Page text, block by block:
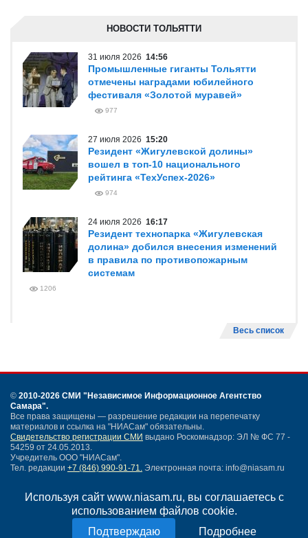
Используя сайт www.niasam.ru, вы соглашаетесь с
использованием файлов cookie.
Подробнее
НОВОСТИ ТОЛЬЯТТИ
31 июля 2026 14:56
Промышленные гиганты Тольятти
отмечены наградами юбилейного
фестиваля «Золотой муравей»
977
27 июля 2026 15:20
Резидент «Жигулевской долины»
вошел в топ-10 национального
рейтинга «ТехУспех-2026»
974
24 июля 2026 16:17
Резидент технопарка «Жигулевская
долина» добился внесения изменений
в правила по противопожарным
системам
1206
Весь список
© 2010-2026 СМИ "Независимое Информационное Агентство
Самара".
Все права защищены — разрешение редакции на перепечатку
материалов и ссылка на "НИАСам" обязательны.
Свидетельство регистрации СМИ выдано Роскомнадзор: ЭЛ № ФС 77 -
54259 от 24.05.2013.
Учредитель ООО "НИАСам".
Тел. редакции +7 (846) 990-91-71. Электронная почта: info@niasam.ru
Карта сайта
Нашли ошибку?
Политика конфиденциальности